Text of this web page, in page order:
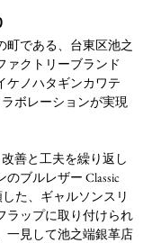
町である、台東区池之
ァクトリーブランド
ケノハタギンカワテ
ボレーションが実現
善と工夫を繰り返し
ブルレザー Classic
た、ギャルソンスリ
ラップに取り付けられ
一見して池之端銀革店